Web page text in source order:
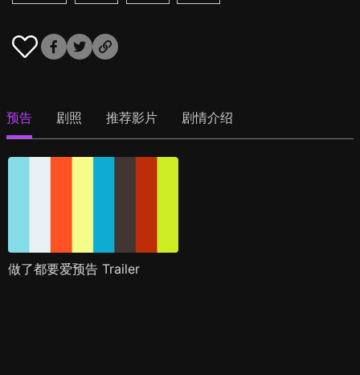
预告 剧照 推荐影片 剧情介绍
做了都要爱预告 Trailer